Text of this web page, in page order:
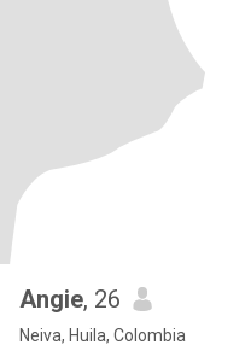
Angie, 26
Neiva, Huila, Colombia